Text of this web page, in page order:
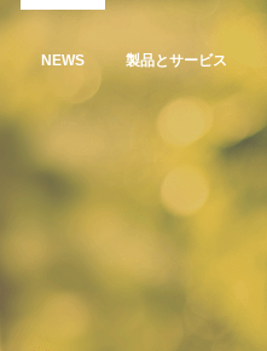
NEWS 製品とサービス